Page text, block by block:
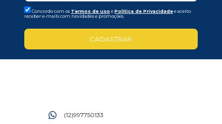
Concordo com os Termos de uso ePolitica de Privacidadee aceito
receber e-mails com novidades e promoções.
CADASTRAR
(12)997750133